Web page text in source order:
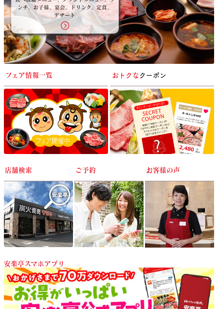
ンチ、お子様、宴会、ドリンク、定食、
デザート
フェア情報一覧 おトクなクーポン
店舗検索 ご予約 お客様の声
安楽亭スマホアプリ